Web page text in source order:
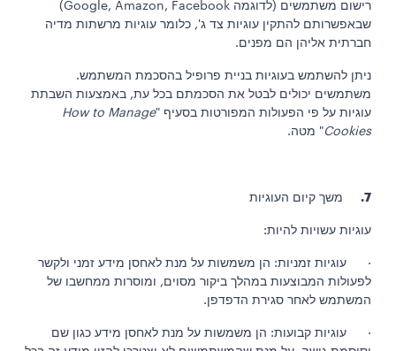
רישום משתמשים (לדוגמה Google, Amazon, Facebook)
שבאפשרותם להתקין עוגיות צד ג', כלומר עוגיות מרשתות מדיה
חברתית אליהן הם מפנים.
ניתן להשתמש בעוגיות בניית פרופיל בהסכמת המשתמש.
משתמשים יכולים לבטל את הסכמתם בכל עת, באמצעות השבתת
עוגיות על פי הפעולות המפורטות בסעיף "How to Manage
Cookies" מטה.
7. משך קיום העוגיות
עוגיות עשויות להיות:
· עוגיות זמניות: הן משמשות על מנת לאחסן מידע זמני ולקשר
לפעולות המבוצעות במהלך ביקור מסוים, ומוסרות ממחשבו של
המשתמש לאחר סגירת הדפדפן.
· עוגיות קבועות: הן משמשות על מנת לאחסן מידע כגון שם